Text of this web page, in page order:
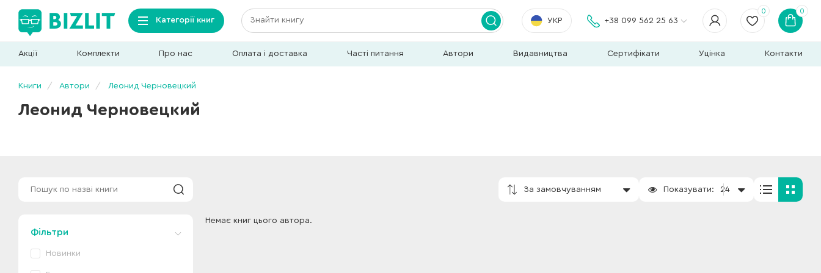
Категорії книг УКР +38 099 562 25 63
0 0
Акції Комплекти Про нас Оплата і доставка Часті питання Автори Видавництва Сертифікати Уцінка Контакти
Книги Автори Леонид Черновецкий
Леонид Черновецкий
За замовчуванням Показувати: 24
Фільтри
Новинки
Немає книг цього автора.